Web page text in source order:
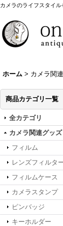
カメラのライフスタイ
ホーム > カメラ関
商品カテゴリ一覧
全カテゴリ
カメラ関連グッズ
フィルム
レンズフィルタ
フィルムケース
カメラスタンプ
ピンバッジ
キーホルダー